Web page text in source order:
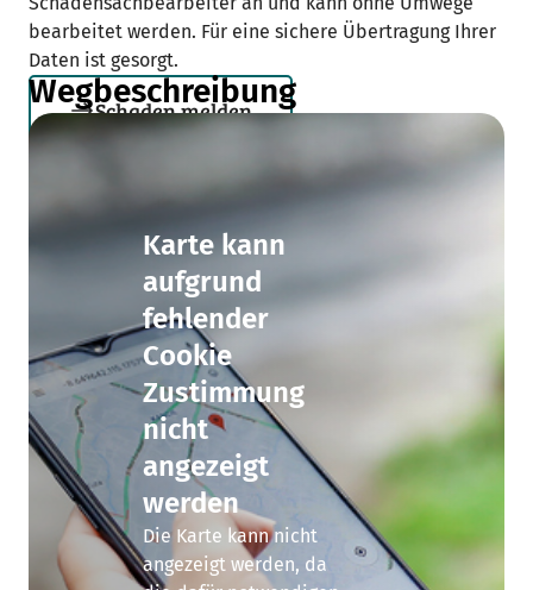
bearbeitet werden. Für eine sichere Übertragung Ihrer
Daten ist gesorgt.
Schaden melden
Wegbeschreibung
Karte kann
aufgrund
fehlender
Cookie
Zustimmung
nicht
angezeigt
werden
Die Karte kann nicht
angezeigt werden, da